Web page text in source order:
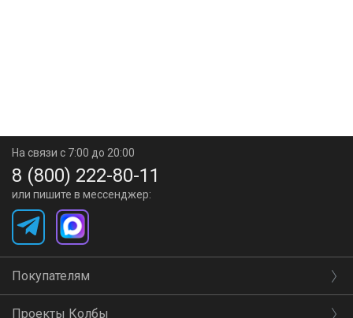
На связи с 7:00 до 20:00
8 (800) 222-80-11
или пишите в мессенджер:
Покупателям
Проекты Колбы